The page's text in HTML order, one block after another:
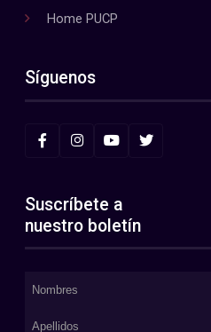
Home PUCP
Síguenos
Suscríbete a
nuestro boletín